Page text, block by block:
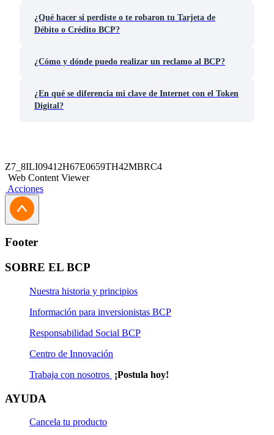
¿Qué hacer si perdiste o te robaron tu Tarjeta de
Débito o Crédito BCP?
¿Cómo y dónde puedo realizar un reclamo al BCP?
¿En qué se diferencia mi clave de Internet con el Token
Digital?
Z7_8ILI09412H67E0659TH42MBRC4
Web Content Viewer
Acciones
Footer
SOBRE EL BCP
Nuestra historia y principios
Información para inversionistas BCP
Responsabilidad Social BCP
Centro de Innovación
Trabaja con nosotros ¡Postula hoy!
AYUDA
Cancela tu producto